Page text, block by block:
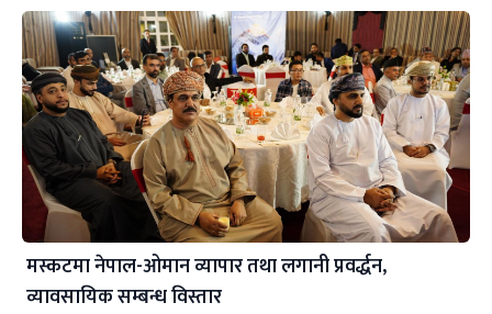
मस्कटमा नेपाल-ओमान व्यापार तथा लगानी प्रवर्द्धन,
व्यावसायिक सम्बन्ध विस्तार